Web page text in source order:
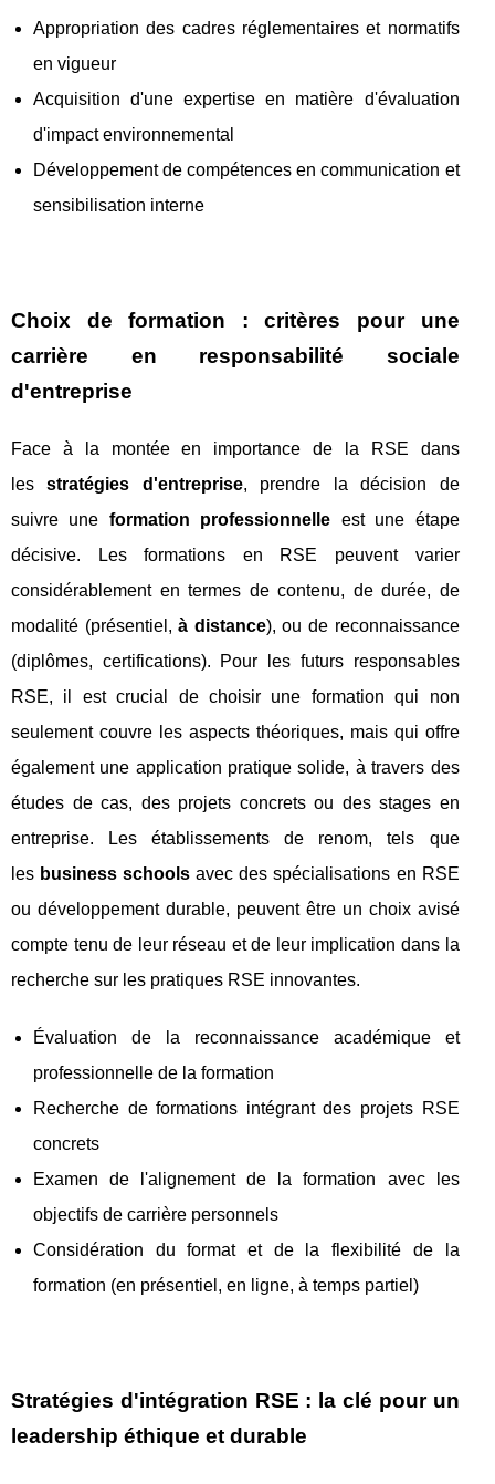
Appropriation des cadres réglementaires et normatifs
en vigueur
Acquisition d'une expertise en matière d'évaluation
d'impact environnemental
Développement de compétences en communication et
sensibilisation interne
Choix de formation : critères pour une
carrière en responsabilité sociale
d'entreprise
Face à la montée en importance de la RSE dans
lesstratégies d'entreprise, prendre la décision de
suivre une formation professionnelle est une étape
décisive. Les formations en RSE peuvent varier
considérablement en termes de contenu, de durée, de
modalité (présentiel,à distance), ou de reconnaissance
(diplômes, certifications). Pour les futurs responsables
RSE, il est crucial de choisir une formation qui non
seulement couvre les aspects théoriques, mais qui offre
également une application pratique solide, à travers des
études de cas, des projets concrets ou des stages en
entreprise. Les établissements de renom, tels que
les business schools avec des spécialisations en RSE
ou développement durable, peuvent être un choix avisé
compte tenu de leur réseau et de leur implication dans la
recherche sur les pratiques RSE innovantes.
Évaluation de la reconnaissance académique et
professionnelle de la formation
Recherche de formations intégrant des projets RSE
concrets
Examen de l'alignement de la formation avec les
objectifs de carrière personnels
Considération du format et de la flexibilité de la
formation (en présentiel, en ligne, à temps partiel)
Stratégies d'intégration RSE : la clé pour un
leadership éthique et durable